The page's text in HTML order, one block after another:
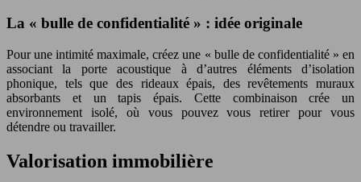
La « bulle de confidentialité » : idée originale
Pour une intimité maximale, créez une « bulle de confidentialité » en
associant la porte acoustique à d’autres éléments d’isolation
phonique, tels que des rideaux épais, des revêtements muraux
absorbants et un tapis épais. Cette combinaison crée un
environnement isolé, où vous pouvez vous retirer pour vous
détendre ou travailler.
Valorisation immobilière